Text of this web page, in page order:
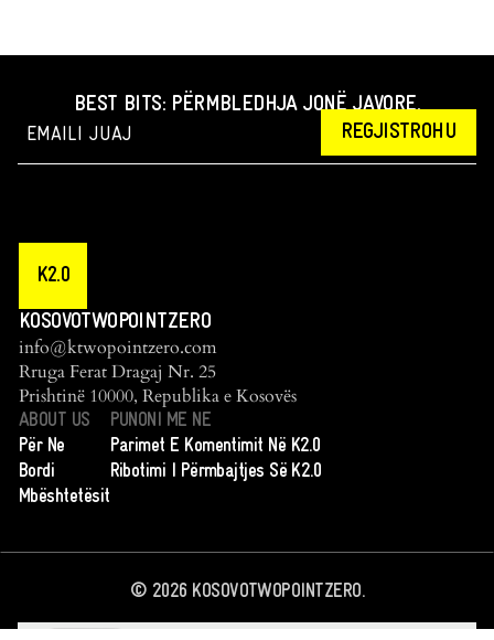
BEST BITS: PËRMBLEDHJA JONË JAVORE.
REGJISTROHU
K2.0
KOSOVOTWOPOINTZERO
info@ktwopointzero.com
Rruga Ferat Dragaj Nr. 25
Prishtinë 10000, Republika e Kosovës
ABOUT US
Për Ne
Bordi
Mbështetësit
PUNONI ME NE
Parimet E Komentimit Në K2.0
Ribotimi I Përmbajtjes Së K2.0
© 2026KOSOVOTWOPOINTZERO.